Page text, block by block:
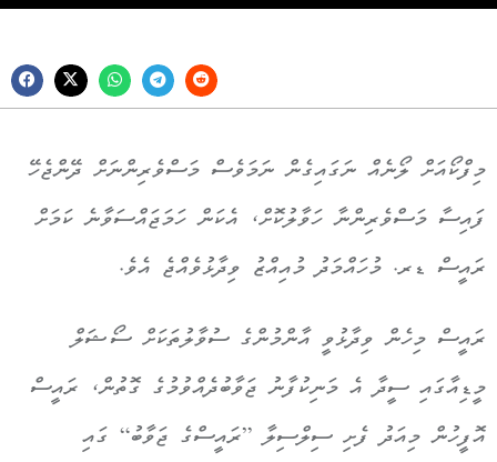
މިފްކޯއަށް ލޯނެއް ނަގައިގެން ނަމަވެސް މަސްވެރިންނަށް ދޭންޖެހޭ
ފައިސާ މަސްވެރިންނާ ހަވާލުކޮށް، އެކަން ހަމަޖައްސަވާނެ ކަމަށް
ރައީސް ޑރ. މުހައްމަދު މުއިއްޒު ވިދާޅުވެއްޖެ އެވެ.
ރައީސް މިހެން ވިދާޅުވީ އާންމުންގެ ސުވާލުތަކަށް ސޯޝަލް
މީޑިއާގައި ސީދާ އެ މަނިކުފާނު ޖަވާބުދެއްވުމުގެ ގޮތުން، ރައީސް
އޮފީހުން މިއަދު ފެށި ސިލްސިލާ ”ރައީސްގެ ޖަވާބު“ ގައި